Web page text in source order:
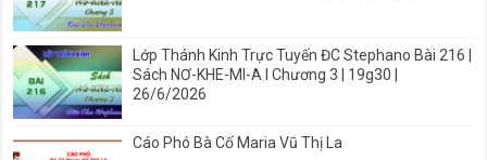
Lớp Thánh Kinh Trực Tuyến ĐC Stephano Bài 216 |
Sách NƠ-KHE-MI-A I Chương 3 | 19g30 |
26/6/2026
Cáo Phó Bà Cố Maria Vũ Thị La